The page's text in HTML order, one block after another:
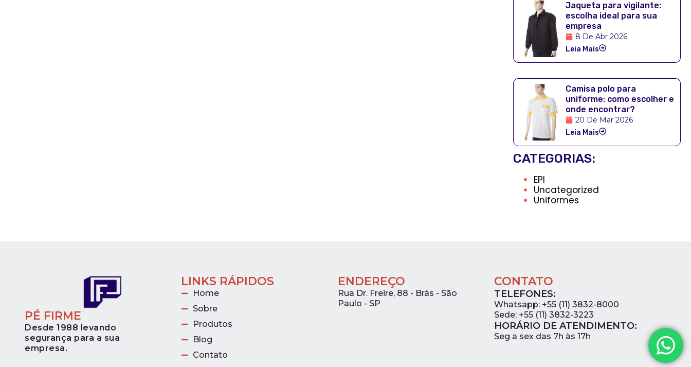
Jaqueta para vigilante:
escolha ideal para sua
empresa
8 De Abr 2026
Leia Mais
Camisa polo para
uniforme: como escolher e
onde encontrar?
20 De Mar 2026
Leia Mais
CATEGORIAS:
EPI
Uncategorized
Uniformes
PÉ FIRME
Desde 1988 levando
segurança para a sua
empresa.
LINKS RÁPIDOS
Home
Sobre
Produtos
Blog
Contato
ENDEREÇO
Rua Dr. Freire, 88 - Brás - São
Paulo - SP
CONTATO
TELEFONES:
Whatsapp: +55 (11) 3832-8000
Sede: +55 (11) 3832-3223
HORÁRIO DE ATENDIMENTO:
Seg a sex das 7h às 17h 0